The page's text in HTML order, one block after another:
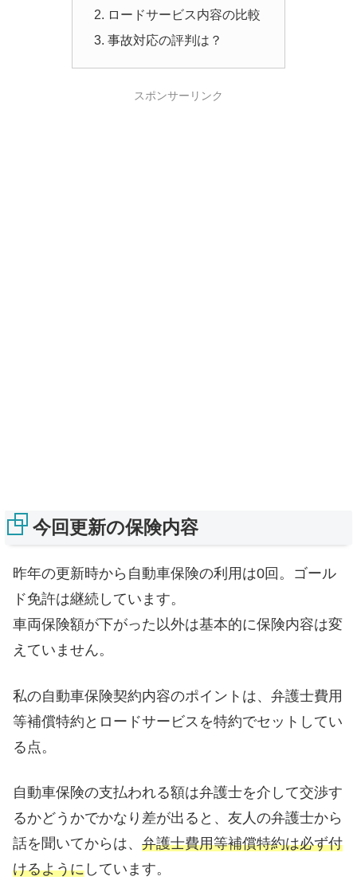
ロードサービス内容の比較
事故対応の評判は？
スポンサーリンク
今回更新の保険内容
昨年の更新時から自動車保険の利用は0回。ゴール
ド免許は継続しています。
車両保険額が下がった以外は基本的に保険内容は変
えていません。
私の自動車保険契約内容のポイントは、弁護士費用
等補償特約とロードサービスを特約でセットしてい
る点。
自動車保険の支払われる額は弁護士を介して交渉す
るかどうかでかなり差が出ると、友人の弁護士から
話を聞いてからは、 弁護士費用等補償特約は必ず付
けるように しています。